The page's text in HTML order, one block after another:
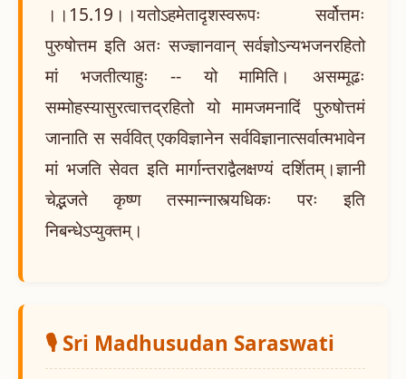
।।15.19।।यतोऽहमेतादृशस्वरूपः सर्वोत्तमः
पुरुषोत्तम इति अतः सज्ज्ञानवान् सर्वज्ञोऽन्यभजनरहितो
मां भजतीत्याहुः -- यो मामिति। असम्मूढः
सम्मोहस्यासुरत्वात्तद्रहितो यो मामजमनादिं पुरुषोत्तमं
जानाति स सर्ववित् एकविज्ञानेन सर्वविज्ञानात्सर्वात्मभावेन
मां भजति सेवत इति मार्गान्तराद्वैलक्षण्यं दर्शितम्।ज्ञानी
चेद्भजते कृष्ण तस्मान्नास्त्यधिकः परः इति
निबन्धेऽप्युक्तम्।
🎙️ Sri Madhusudan Saraswati